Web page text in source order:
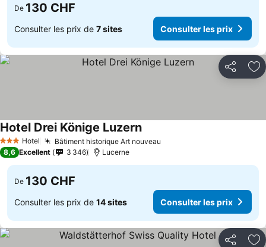
De 130 CHF
Consulter les prix de 7 sites Consulter les prix
Partager
3 ÉtoilesHotel Bâtiment historique Art nouveau
Hotel Drei Könige Luzern
8,6 Excellent 3 346 Lucerne
De 130 CHF
Consulter les prix de 14 sites Consulter les prix